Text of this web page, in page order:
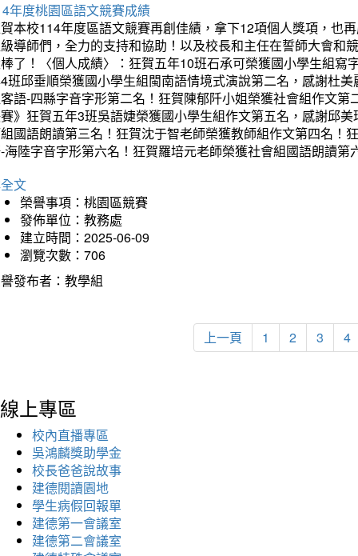
年度桃園區語文競賽成績
本校114年度區語文競賽再創佳績，拿下12項個人獎項，也
導師們，全力的支持和協助！以及校長和主任在誓師大會和
了！〈個人成績〉：狂賀五年10班石承可榮獲國小學生組
班邱垂順榮獲國小學生組閩南語情境式演說第二名，感謝杜
語-四縣字音字形第二名！狂賀陳郁阡小姐榮獲社會組作文
》狂賀五年3班吳語婕榮獲國小學生組作文第五名，感謝邱
國語朗讀第三名！狂賀沈于智老師榮獲教師組作文第四名！
海陸字音字形第六名！狂賀羅培元老師榮獲社會組國語朗讀
文
榮譽事項：桃園區競賽
發佈單位：教務處
建立時間：2025-06-09
瀏覽次數：706
發布者：教學組
上一頁 1 2 3 4
線上專區
校內直播專區
吳鴻麟獎助學金
校長爸爸說故事
建德閱讀園地
學生病假回報單
建德第一會議室
建德第二會議室